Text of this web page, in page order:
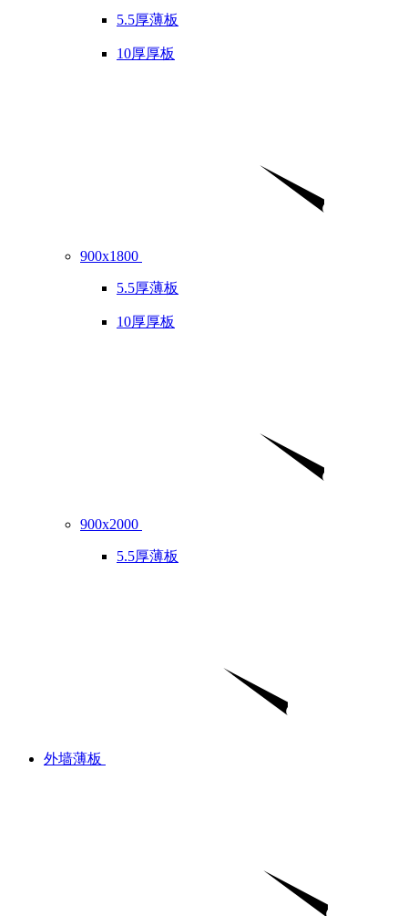
5.5厚薄板
10厚厚板
900x1800
5.5厚薄板
10厚厚板
900x2000
5.5厚薄板
外墙薄板